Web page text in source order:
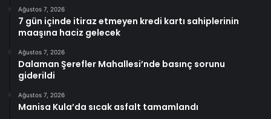
Ağustos 7, 2026
7 gün içinde itiraz etmeyen kredi kartı sahiplerinin
maaşına haciz gelecek
Ağustos 7, 2026
Dalaman Şerefler Mahallesi’nde basınç sorunu
giderildi
Ağustos 7, 2026
Manisa Kula’da sıcak asfalt tamamlandı